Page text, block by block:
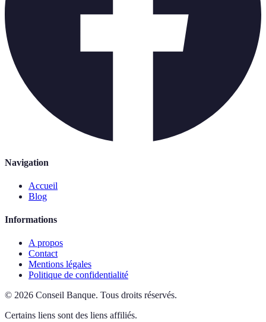
Navigation
Accueil
Blog
Informations
A propos
Contact
Mentions légales
Politique de confidentialité
© 2026 Conseil Banque. Tous droits réservés.
Certains liens sont des liens affiliés.